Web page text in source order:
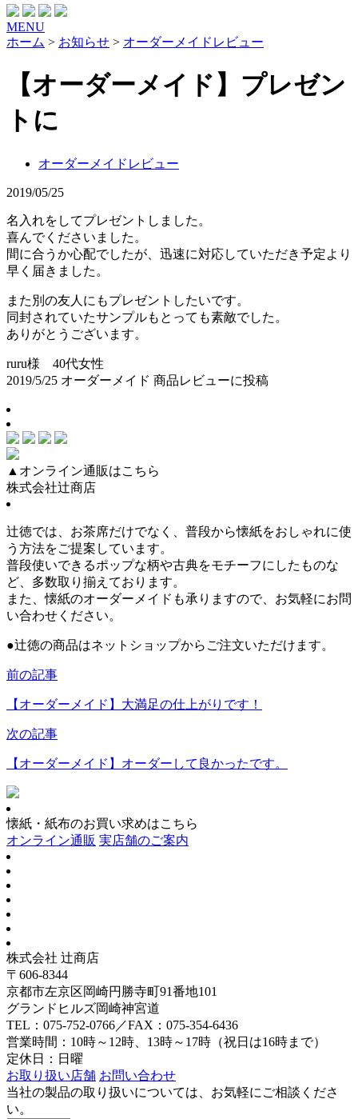
MENU
ホーム > お知らせ > オーダーメイドレビュー
【オーダーメイド】プレゼン
トに
オーダーメイドレビュー
2019/05/25
名入れをしてプレゼントしました。
喜んでくださいました。
間に合うか心配でしたが、迅速に対応していただき予定より
早く届きました。
また別の友人にもプレゼントしたいです。
同封されていたサンプルもとっても素敵でした。
ありがとうございます。
ruru様 40代女性
2019/5/25 オーダーメイド 商品レビューに投稿
▲オンライン通販はこちら
株式会社辻商店
辻徳では、お茶席だけでなく、普段から懐紙をおしゃれに使
う方法をご提案しています。
普段使いできるポップな柄や古典をモチーフにしたものな
ど、多数取り揃えております。
また、懐紙のオーダーメイドも承りますので、お気軽にお問
い合わせください。
●辻徳の商品はネットショップからご注文いただけます。
前の記事
【オーダーメイド】大満足の仕上がりです！
次の記事
【オーダーメイド】オーダーして良かったです。
懐紙・紙布のお買い求めはこちら
オンライン通販 実店舗のご案内
株式会社 辻商店
〒606-8344
京都市左京区岡崎円勝寺町91番地101
グランドヒルズ岡崎神宮道
TEL：075-752-0766／FAX：075-354-6436
営業時間：10時～12時、13時～17時（祝日は16時まで）
定休日：日曜
お取り扱い店舗 お問い合わせ
当社の製品の取り扱いについては、お気軽にご相談くださ
い。